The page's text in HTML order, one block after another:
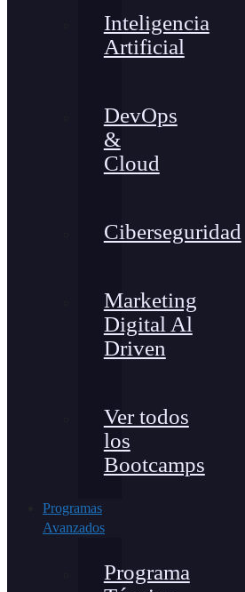
Inteligencia
Artificial
DevOps
&
Cloud
Ciberseguridad
Marketing
Digital Al
Driven
Ver todos
los
Bootcamps
Programas
Avanzados
Programa